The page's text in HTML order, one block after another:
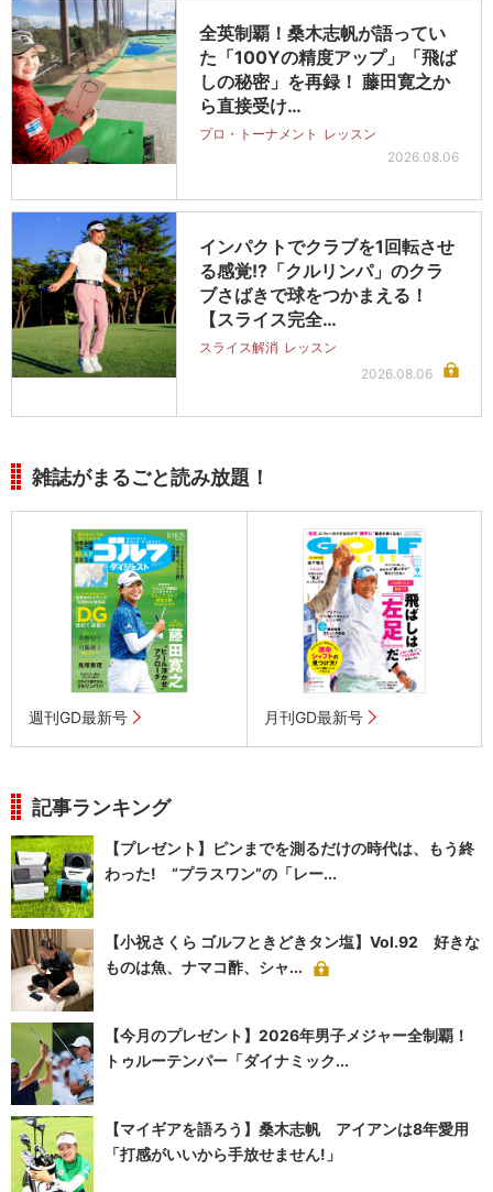
全英制覇！桑木志帆が語ってい
た「100Yの精度アップ」「飛ば
しの秘密」を再録！ 藤田寛之か
ら直接受け…
プロ・トーナメント レッスン
2026.08.06
インパクトでクラブを1回転させ
る感覚!?「クルリンパ」のクラ
ブさばきで球をつかまえる！
【スライス完全…
スライス解消 レッスン
2026.08.06
雑誌がまるごと読み放題！
週刊GD最新号 月刊GD最新号
記事ランキング
【プレゼント】ピンまでを測るだけの時代は、もう終
わった! “プラスワン”の「レー...
【小祝さくら ゴルフときどきタン塩】Vol.92 好きな
ものは魚、ナマコ酢、シャ...
【今月のプレゼント】2026年男子メジャー全制覇！
トゥルーテンパー「ダイナミック...
【マイギアを語ろう】桑木志帆 アイアンは8年愛用
「打感がいいから手放せません!」